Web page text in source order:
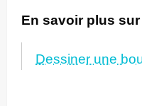
En savoir plus
Dessiner une